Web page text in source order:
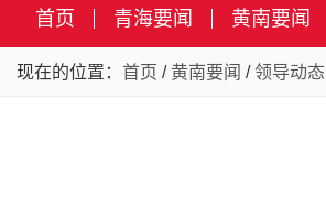
首页 青海要闻 黄南要闻
现在的位置： 首页 / 黄南要闻 /领导动态